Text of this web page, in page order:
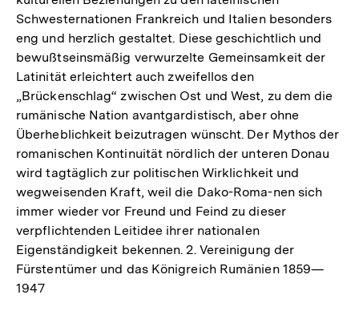
Schwesternationen Frankreich und Italien besonders
eng und herzlich gestaltet. Diese geschichtlich und
bewußtseinsmäßig verwurzelte Gemeinsamkeit der
Latinität erleichtert auch zweifellos den
„Brückenschlag“ zwischen Ost und West, zu dem die
rumänische Nation avantgardistisch, aber ohne
Überheblichkeit beizutragen wünscht. Der Mythos der
romanischen Kontinuität nördlich der unteren Donau
wird tagtäglich zur politischen Wirklichkeit und
wegweisenden Kraft, weil die Dako-Roma-nen sich
immer wieder vor Freund und Feind zu dieser
verpflichtenden Leitidee ihrer nationalen
Eigenständigkeit bekennen. 2. Vereinigung der
Fürstentümer und das Königreich Rumänien 1859—
1947